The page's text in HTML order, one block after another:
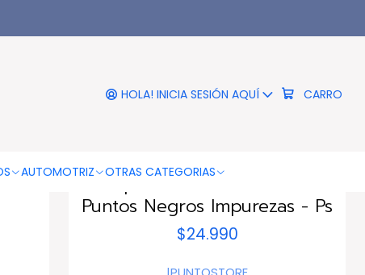
HOLA! INICIA SESIÓN AQUÍ CARRO
AUTOMOTRIZ OTRAS CATEGORIAS
Limpiador Succionador De
Puntos Negros Impurezas - Ps
$24.990